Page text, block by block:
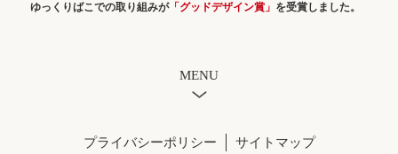
ゆっくりばこでの取り組みが「グッドデザイン賞」 を受賞しました。
MENU
プライバシーポリシー サイトマップ